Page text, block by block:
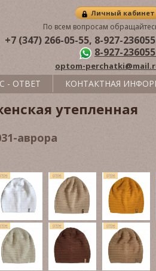
утепленная
аврора
Личный кабинет
По всем вопросам
+7 (347) 266-05-55, 8-927-
8-927-
optom-
- ОТВЕТ КОНТАКТНАЯ